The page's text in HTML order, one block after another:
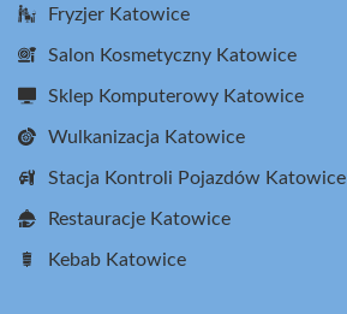
Fryzjer Katowice
Salon Kosmetyczny Katowice
Sklep Komputerowy Katowice
Wulkanizacja Katowice
Stacja Kontroli Pojazdów Katowice
Restauracje Katowice
Kebab Katowice